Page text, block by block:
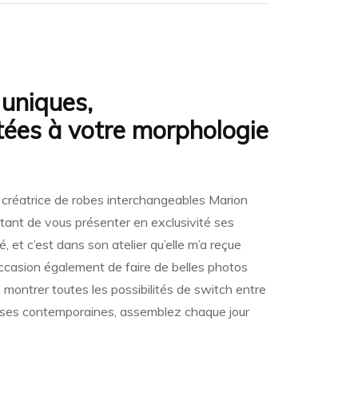
à votre morphologie
uniques,
de robes interchangeables Marion
de vous présenter en exclusivité ses
c’est dans son atelier qu’elle m’a reçue
également de faire de belles photos
toutes les possibilités de switch entre
contemporaines, assemblez chaque jour